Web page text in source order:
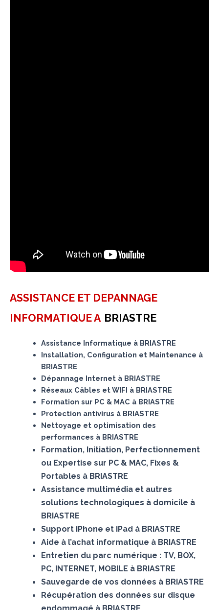
ASSISTANCE ET DEPANNAGE
INFORMATIQUE A BRIASTRE
Assistance Informatique à BRIASTRE
Installation, Configuration et Maintenance à
BRIASTRE
Dépannage Internet à BRIASTRE
Réseaux Câbles et WIFI à BRIASTRE
Formation sur PC & MAC à BRIASTRE
Protection antivirus à BRIASTRE
Nettoyage et optimisation des
performances à BRIASTRE
Formation, Initiation, Perfectionnement
ou Expertise sur PC & MAC, Fixes &
Portables à BRIASTRE
Assistance multimédia et autres
solutions technologiques à domicile à
BRIASTRE
Support iPhone et iPad à BRIASTRE
Aide à l’achat informatique à BRIASTRE
Entretien du parc numérique : TV, BOX,
PC, INTERNET, MOBILE à BRIASTRE
Sauvegarde de vos données à BRIASTRE
Récupération des données sur disque
endommagé à BRIASTRE